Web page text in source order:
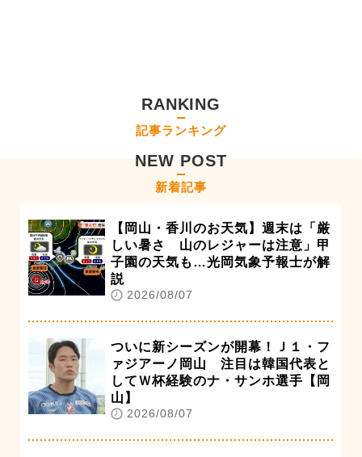
RANKING
記事ランキング
NEW POST
新着記事
【岡山・香川のお天気】週末は「厳
しい暑さ 山のレジャーは注意」甲
子園の天気も…光岡気象予報士が解
説
2026/08/07
ついに新シーズンが開幕！Ｊ１・フ
ァジアーノ岡山 注目は韓国代表と
してＷ杯経験のナ・サンホ選手【岡
山】
2026/08/07